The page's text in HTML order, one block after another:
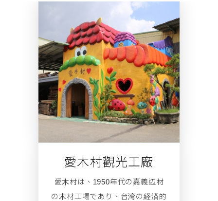
愛木村觀光工廠
村は、1950年代の嘉義辺材
材⼯場であり、台湾の経済的